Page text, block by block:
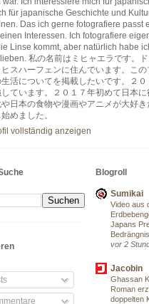
für japanische Geschichte und
Das ich gerne fotografiere passt
Interessen. Ich fotografiere
Linse kommt, aber natürlich habe
私の名前はミヒャエラです。
ヒスハーフェンに住んでいます。こ
活についてを掲載したいです。２
ています。２０１７年初めて日本に
日本の食物や漫画やアニメが大好
めました。
vollständig anzeigen
Blogroll
Sumikai
Video aus
Japans
Bedrängnis
vor 2
Jacobin
Ghassan
Roman
doppelten